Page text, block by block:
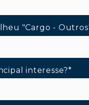
"Cargo -
interesse?*